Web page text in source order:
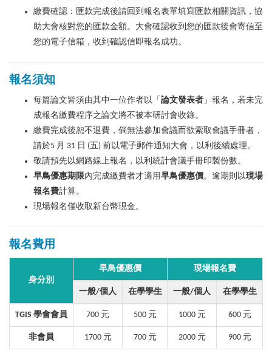
繳費確認：匯款完成後請回到報名表單填寫匯款相關資訊，協
助大會核對您的匯款金額。大會確認收到您的匯款後會寄信至
您的電子信箱，收到確認信即報名成功。
報名須知
每篇論文皆須由其中一位作者以「 論文發表者」報名，若未完
成報名繳費程序之論文將不被本研討會收錄。
繳費完成後恕不退費，倘無法參加會議而欲索取會議手冊者，
請於5 月 31 日 (五) 前以電子郵件通知大會，以利後續處理。
敬請預先以網路線上報名，以利統計會議手冊印製份數。
早鳥優惠期限內完成繳費者才適用早鳥優惠價。逾期則以現場
報名費計算。
現場報名僅收取新台幣現金。
報名費用
身分別
早鳥優惠價 現場報名費
一般/個人 在學學生 一般/個人 在學學生
TGIS 學會會員 700 元 500 元 1000 元 600 元
非會員 1700 元 700 元 2000 元 900 元